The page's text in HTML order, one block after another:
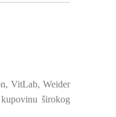
VitLab, Weider
širokog